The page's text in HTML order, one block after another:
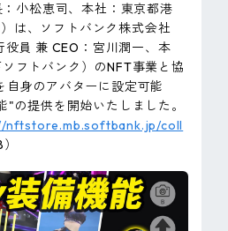
小松恵司、本社：東京都港
は、ソフトバンク株式会社
役員 兼 CEO：宮川潤一、本
フトバンク）のNFT事業と協
自身のアバターに設定可能
の提供を開始いたしました。
nftstore.mb.softbank.jp/coll